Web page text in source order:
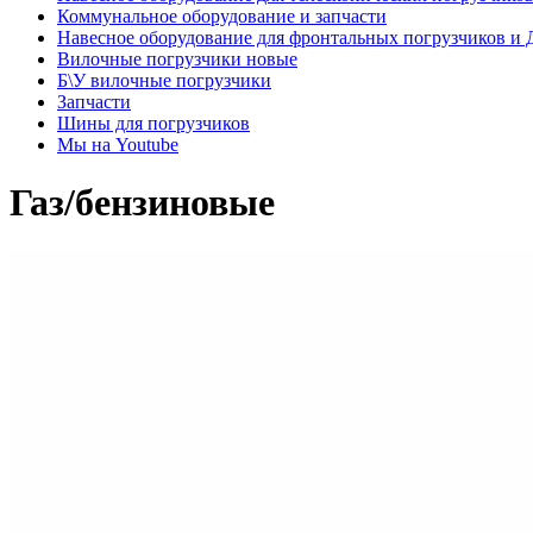
Коммунальное оборудование и запчасти
Навесное оборудование для фронтальных погрузчиков
Вилочные погрузчики новые
Б\У вилочные погрузчики
Запчасти
Шины для погрузчиков
Мы на Youtube
Газ/бензиновые